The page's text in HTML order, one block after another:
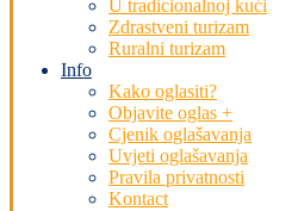
U tradicionalnoj kući
Zdrastveni turizam
Ruralni turizam
Info
Kako oglasiti?
Objavite oglas +
Cjenik oglašavanja
Uvjeti oglašavanja
Pravila privatnosti
Kontact